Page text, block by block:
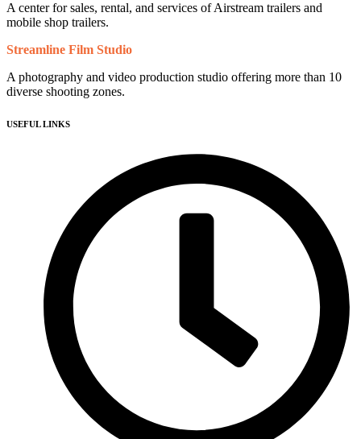
A center for sales, rental, and services of Airstream trailers and
mobile shop trailers.
Streamline Film Studio
A photography and video production studio offering more than 10
diverse shooting zones.
USEFUL LINKS